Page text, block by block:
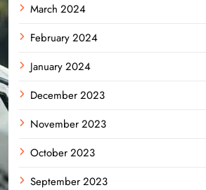
March 2024
February 2024
January 2024
December 2023
November 2023
October 2023
September 2023